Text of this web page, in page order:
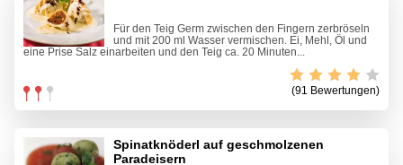
Für den Teig Germ zwischen den Fingern zerbröseln
und mit 200 ml Wasser vermischen. Ei, Mehl, Öl und
eine Prise Salz einarbeiten und den Teig ca. 20 Minuten...
(91 Bewertungen)
Spinatknöderl auf geschmolzenen
Paradeisern